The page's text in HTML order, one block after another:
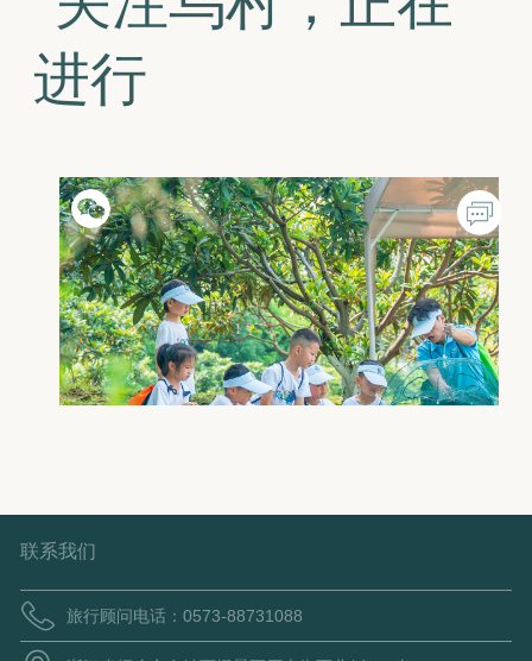
进行
乌村夏令营，一键玩转夏天!
联系我们
旅行顾问电话：0573-88731088